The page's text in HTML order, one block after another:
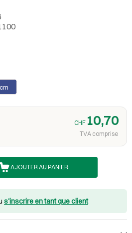
CHF 10,70
TVA comprise
AJOUTER AU PANIER
s'inscrire en tant que client